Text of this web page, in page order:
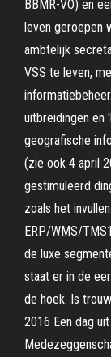
BBMR-VO) en
leven geroepen
ambtelijk
VSS te leven,
uitbreidingen en
geografische
(zie ook 4 april
gestimuleerd
zoals het
ERP/WMS/
de luxe
staat er in de
de hoek. Is
2016 Een dag